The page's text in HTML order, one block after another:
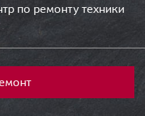
по ремонту техники